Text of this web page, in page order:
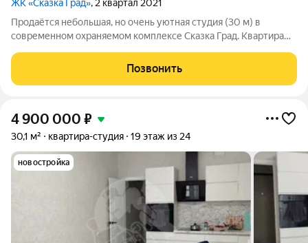
ЖК «Сказка Град», 2 квартал 2021
Продаётся небольшая, но очень уютная студия (30 м) в
современном охраняемом комплексе Сказка Град. Квартира
безопасно: территория закрыта, есть охрана, консьерж и
видеонаблюдение. Окна выходят во
Позвонить
4 900 000 ₽
30,1 м² квартира-студия 19 этаж из 24
новостройка